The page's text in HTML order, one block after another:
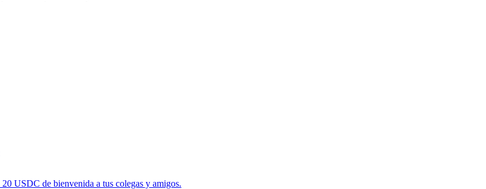
USDC de bienvenida a tus colegas y amigos.